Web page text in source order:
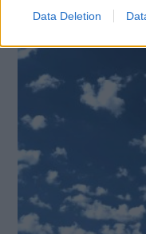
Data Deletion
Di adiós a la cal del